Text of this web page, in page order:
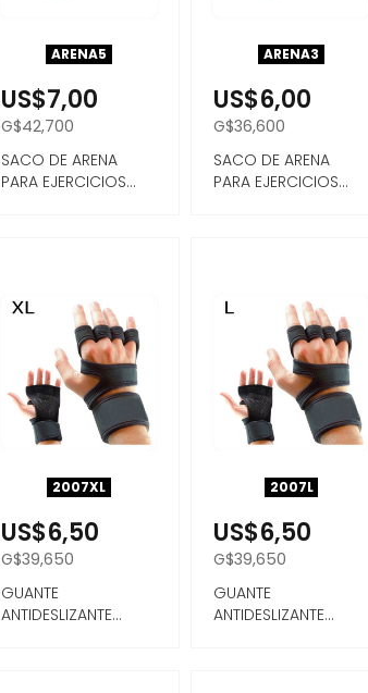
ARENA5
US$7,00
G$42,700
SACO DE ARENA
PARA EJERCICIOS
ARENA3
US$6,00
G$36,600
SACO DE ARENA
PARA EJERCICIOS
2007XL
US$6,50
G$39,650
GUANTE
ANTIDESLIZANTE
2007L
US$6,50
G$39,650
GUANTE
ANTIDESLIZANTE